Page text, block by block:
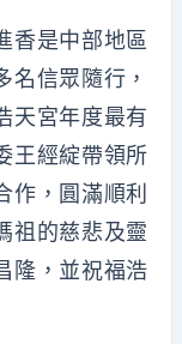
香是中部地區
名信眾隨行，
天宮年度最有
王經綻帶領所
作，圓滿順利
祖的慈悲及靈
隆，並祝福浩